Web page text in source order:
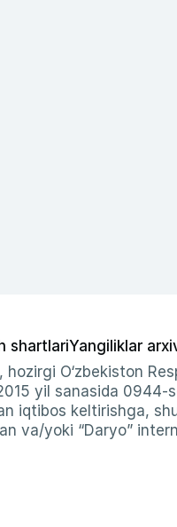
shartlariYangiliklar
O‘zbekiston
yil sanasida
iqtibos keltirishga,
va/yoki “Daryo”